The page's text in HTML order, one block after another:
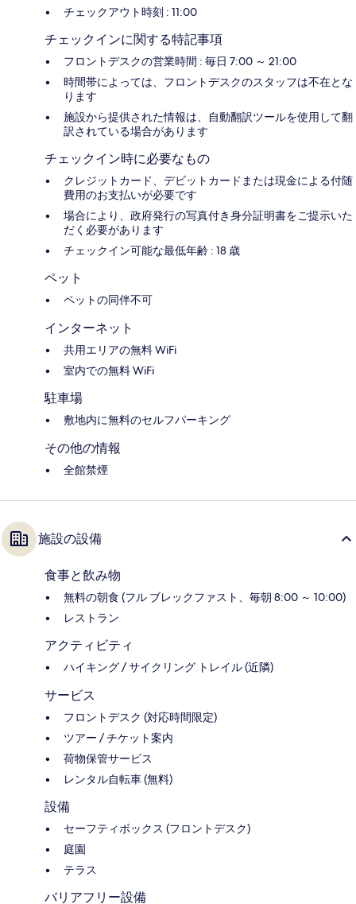
チェックアウト時刻 : 11:00
チェックインに関する特記事項
フロントデスクの営業時間 : 毎日 7:00 ～ 21:00
時間帯によっては、フロントデスクのスタッフは不在とな
ります
施設から提供された情報は、自動翻訳ツールを使用して翻
訳されている場合があります
チェックイン時に必要なもの
クレジットカード、デビットカードまたは現金による付随
費用のお支払いが必要です
場合により、政府発行の写真付き身分証明書をご提示いた
だく必要があります
チェックイン可能な最低年齢 : 18 歳
ペット
ペットの同伴不可
インターネット
共用エリアの無料 WiFi
室内での無料 WiFi
駐車場
敷地内に無料のセルフパーキング
その他の情報
全館禁煙
施設の設備
食事と飲み物
無料の朝食 (フル ブレックファスト、毎朝 8:00 ～ 10:00)
レストラン
アクティビティ
ハイキング / サイクリング トレイル (近隣)
サービス
フロントデスク (対応時間限定)
ツアー / チケット案内
荷物保管サービス
レンタル自転車 (無料)
設備
セーフティボックス (フロントデスク)
庭園
テラス
バリアフリー設備